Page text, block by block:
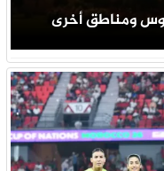
ومناطق أخرى